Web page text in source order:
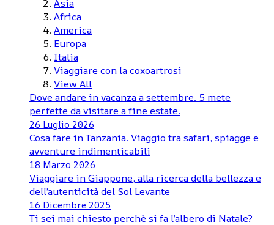
Asia
Africa
America
Europa
Italia
Viaggiare con la coxoartrosi
View All
Dove andare in vacanza a settembre. 5 mete
perfette da visitare a fine estate.
26 Luglio 2026
Cosa fare in Tanzania. Viaggio tra safari, spiagge e
avventure indimenticabili
18 Marzo 2026
Viaggiare in Giappone, alla ricerca della bellezza e
dell’autenticità del Sol Levante
16 Dicembre 2025
Ti sei mai chiesto perchè si fa l’albero di Natale?